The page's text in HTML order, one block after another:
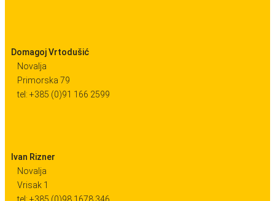
Domagoj Vrtodušić
Novalja
Primorska 79
tel: +385 (0)91 166 2599
Ivan Rizner
Novalja
Vrisak 1
tel: +385 (0)98 1678 346